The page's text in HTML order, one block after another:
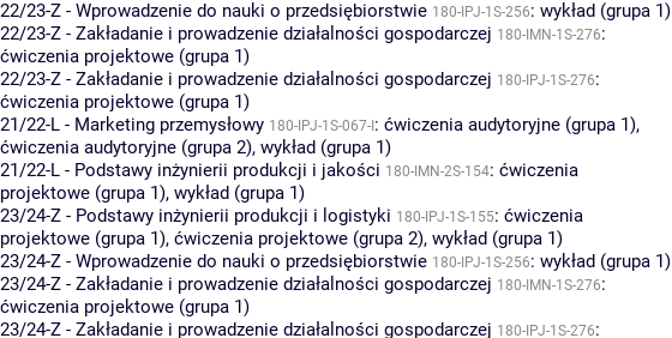
22/23-Z - Wprowadzenie do nauki o przedsiębiorstwie 180-IPJ-1S-256: wykład (grupa 1)
22/23-Z - Zakładanie i prowadzenie działalności gospodarczej 180-IMN-1S-276:
ćwiczenia projektowe (grupa 1)
22/23-Z - Zakładanie i prowadzenie działalności gospodarczej 180-IPJ-1S-276:
ćwiczenia projektowe (grupa 1)
21/22-L - Marketing przemysłowy 180-IPJ-1S-067-I : ćwiczenia audytoryjne (grupa 1),
ćwiczenia audytoryjne (grupa 2), wykład (grupa 1)
21/22-L - Podstawy inżynierii produkcji i jakości 180-IMN-2S-154: ćwiczenia
projektowe (grupa 1), wykład (grupa 1)
23/24-Z - Podstawy inżynierii produkcji i logistyki 180-IPJ-1S-155: ćwiczenia
projektowe (grupa 1), ćwiczenia projektowe (grupa 2), wykład (grupa 1)
23/24-Z - Wprowadzenie do nauki o przedsiębiorstwie 180-IPJ-1S-256: wykład (grupa 1)
23/24-Z - Zakładanie i prowadzenie działalności gospodarczej 180-IMN-1S-276:
ćwiczenia projektowe (grupa 1)
23/24-Z - Zakładanie i prowadzenie działalności gospodarczej 180-IPJ-1S-276: